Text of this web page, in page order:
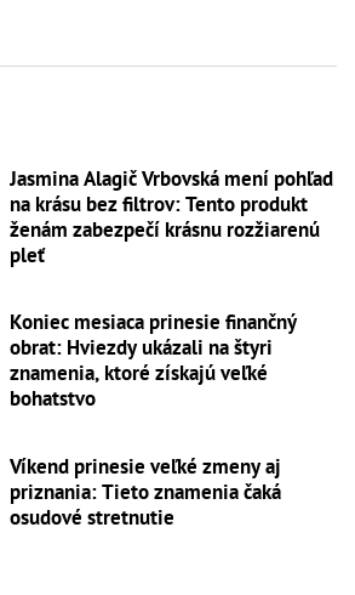
Jasmina Alagič Vrbovská mení pohľad
na krásu bez filtrov: Tento produkt
ženám zabezpečí krásnu rozžiarenú
pleť
Koniec mesiaca prinesie finančný
obrat: Hviezdy ukázali na štyri
znamenia, ktoré získajú veľké
bohatstvo
Víkend prinesie veľké zmeny aj
priznania: Tieto znamenia čaká
osudové stretnutie